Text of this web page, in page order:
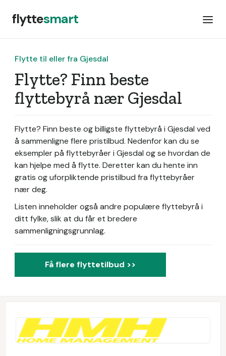
flyttesmart
Flytte til eller fra Gjesdal
Flytte? Finn beste
flyttebyrå nær Gjesdal
Flytte? Finn beste og billigste flyttebyrå i Gjesdal ved
å sammenligne flere pristilbud. Nedenfor kan du se
eksempler på flyttebyråer i Gjesdal og se hvordan de
kan hjelpe med å flytte. Deretter kan du hente inn
gratis og uforpliktende pristilbud fra flyttebyråer
nær deg.
Listen inneholder også andre populære flyttebyrå i
ditt fylke, slik at du får et bredere
sammenligningsgrunnlag.
Få flere flyttetilbud >>